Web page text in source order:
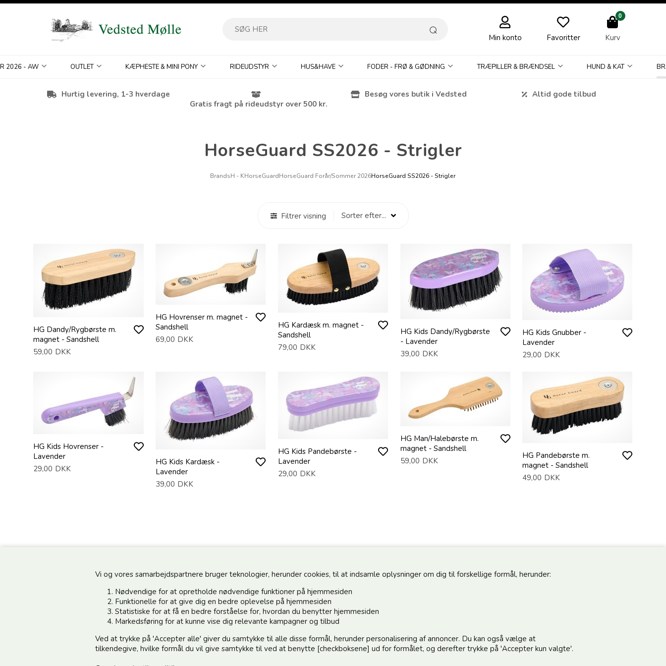
Vi og vores samarbejdspartnere bruger teknologier, herunder cookies, til at indsamle oplysninger om dig til forskellige formål, herunder:
Nødvendige for at opretholde nødvendige funktioner på hjemmesiden
Funktionelle for at give dig en bedre oplevelse på hjemmesiden
Statistiske for at få en bedre forståelse for, hvordan du benytter hjemmesiden
Markedsføring for at kunne vise dig relevante kampagner og tilbud
Ved at trykke på 'Accepter alle' giver du samtykke til alle disse formål, herunder personalisering af annoncer. Du kan også vælge at
tilkendegive, hvilke formål du vil give samtykke til ved at benytte [checkboksene] ud for formålet, og derefter trykke på 'Accepter kun valgte'.
Min konto Favoritter
0
Kurv
2026 - AW OUTLET KÆPHESTE & MINI PONY RIDEUDSTYR HUS&HAVE FODER - FRØ & GØDNING TRÆPILLER & BRÆNDSEL HUND & KAT
Hurtig levering, 1-3 hverdage
Gratis fragt på rideudstyr over 500 kr.
Besøg vores butik i Vedsted Altid gode tilbud
HorseGuard SS2026 - Strigler
BrandsH - KHorseGuardHorseGuard Forår/Sommer 2026HorseGuard SS2026 - Strigler
Filtrer visning
HG Dandy/Rygbørste m.
magnet - Sandshell
59,00 DKK
HG Hovrenser m. magnet -
Sandshell
69,00 DKK
HG Kardæsk m. magnet -
Sandshell
79,00 DKK
HG Kids Dandy/Rygbørste
- Lavender
39,00 DKK
HG Kids Gnubber -
Lavender
29,00 DKK
HG Kids Hovrenser -
Lavender
29,00 DKK
HG Kids Kardæsk -
Lavender
39,00 DKK
HG Kids Pandebørste -
Lavender
29,00 DKK
HG Man/Halebørste m.
magnet - Sandshell
59,00 DKK
HG Pandebørste m.
magnet - Sandshell
49,00 DKK
Din side - Log ind her
Kundeservice
Vedsted Mølle A/S
Tilmeld dig vores nyhedsbrev og modtag gode tilbud